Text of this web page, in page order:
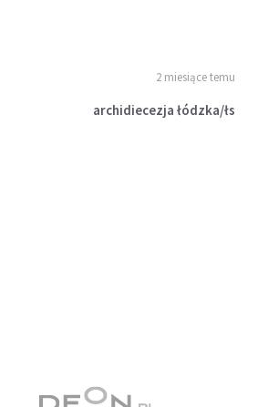
2 miesiące temu
archidiecezja łódzka/łs